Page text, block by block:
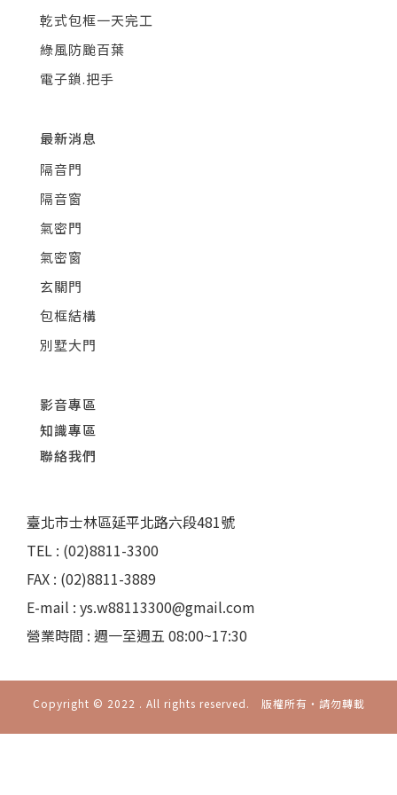
乾式包框一天完工
綠風防颱百葉
電子鎖.把手
最新消息
隔音門
隔音窗
氣密門
氣密窗
玄關門
包框結構
別墅大門
影音專區
知識專區
聯絡我們
臺北市士林區延平北路六段481號
TEL : (02)8811-3300
FAX : (02)8811-3889
E-mail : ys.w88113300@gmail.com
營業時間 : 週一至週五 08:00~17:30
Copyright © 2022 . All rights reserved. 版權所有‧請勿轉載